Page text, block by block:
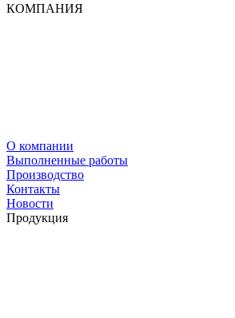
КОМПАНИЯ
О компании
Выполненные работы
Производство
Контакты
Новости
Продукция